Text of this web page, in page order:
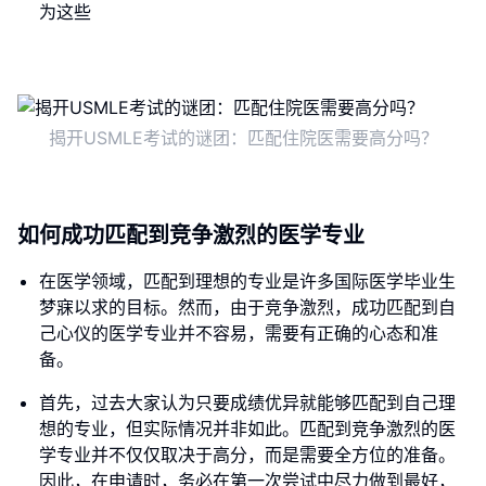
为这些
揭开USMLE考试的谜团：匹配住院医需要高分吗？
如何成功匹配到竞争激烈的医学专业
在医学领域，匹配到理想的专业是许多国际医学毕业生
梦寐以求的目标。然而，由于竞争激烈，成功匹配到自
己心仪的医学专业并不容易，需要有正确的心态和准
备。
首先，过去大家认为只要成绩优异就能够匹配到自己理
想的专业，但实际情况并非如此。匹配到竞争激烈的医
学专业并不仅仅取决于高分，而是需要全方位的准备。
因此，在申请时，务必在第一次尝试中尽力做到最好，